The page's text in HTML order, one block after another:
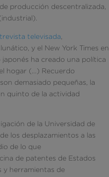
producción descentralizada,
televisada
y el New York Times en
ha creado una política
hogar (…) Recuerdo
demasiado pequeñas, la
quinto de la actividad
de la Universidad de
los desplazamientos a las
de lo que
de patentes de Estados
y herramientas de